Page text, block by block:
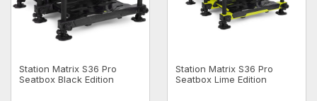
Station Matrix S36 Pro
Seatbox Black Edition
Station Matrix S36 Pro
Seatbox Lime Edition